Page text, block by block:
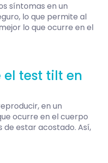
síntomas en un
lo que permite al
lo que ocurre en el
el test tilt en
en un
ocurre en el cuerpo
de estar acostado. Así,